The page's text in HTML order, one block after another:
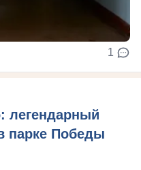
1
легендарный
парке Победы